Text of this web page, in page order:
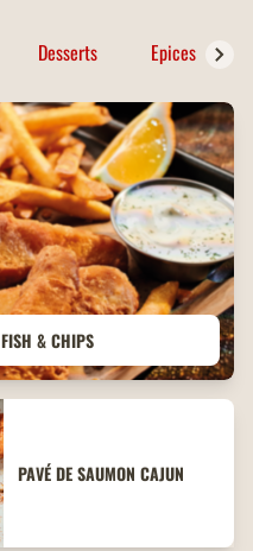
Desserts Epices
FISH & CHIPS
PAVÉ DE SAUMON CAJUN